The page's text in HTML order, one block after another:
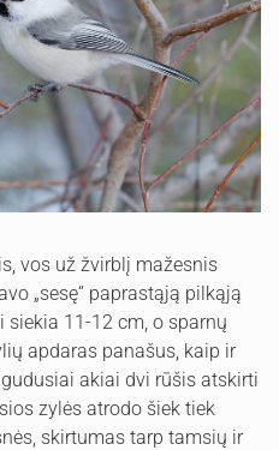
vos už žvirblį mažesnis
„sesę“ paprastąją pilkąją
11-12 cm, o sparnų
apdaras panašus, kaip ir
akiai dvi rūšis atskirti
zylės atrodo šiek tiek
skirtumas tarp tamsių ir